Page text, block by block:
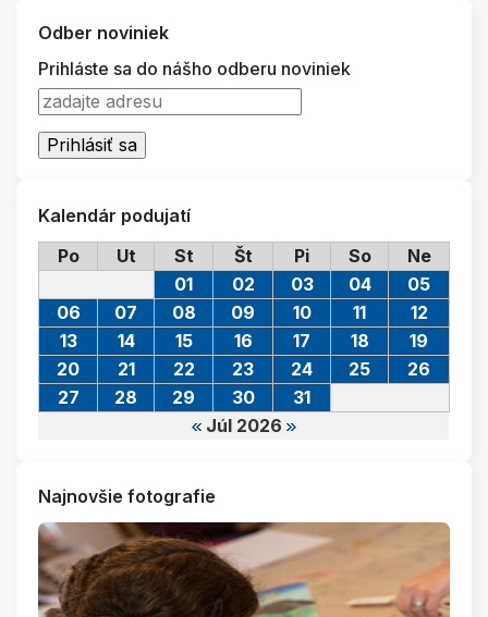
Odber noviniek
Prihláste sa do nášho odberu noviniek
Kalendár podujatí
Po
Ut St Št Pi So Ne
Júl 2026
01 02 03 04
05
06
07 08 09 10 11
12
13
14 15 16 17 18
19
20
21 22 23 24 25
26
27
28 29 30 31
Najnovšie fotografie